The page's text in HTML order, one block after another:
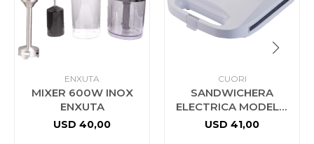
ENXUTA
MIXER 600W INOX
ENXUTA
USD 40,00
CUORI
SANDWICHERA
ELECTRICA MODELO
CRISPY
USD 41,00